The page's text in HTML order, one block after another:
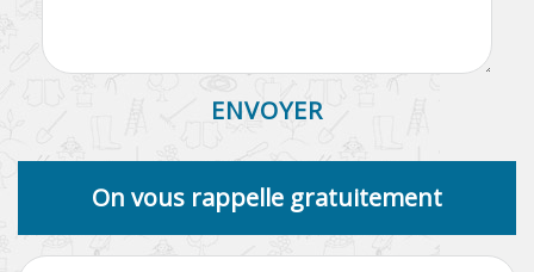
On vous rappelle gratuitement